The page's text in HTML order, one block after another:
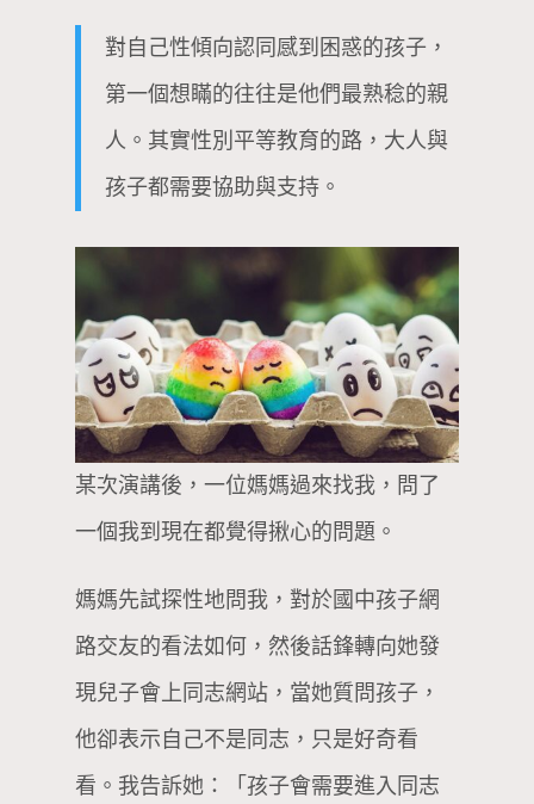
對自己性傾向認同感到困惑的孩子，
第一個想瞞的往往是他們最熟稔的親
人。其實性別平等教育的路，大人與
孩子都需要協助與支持。
某次演講後，一位媽媽過來找我，問了
一個我到現在都覺得揪心的問題。
媽媽先試探性地問我，對於國中孩子網
路交友的看法如何，然後話鋒轉向她發
現兒子會上同志網站，當她質問孩子，
他卻表示自己不是同志，只是好奇看
看。我告訴她：「孩子會需要進入同志